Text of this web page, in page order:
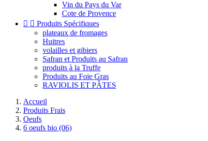
Vin du Pays du Var
Cote de Provence
  Produits Spécifiques
plateaux de fromages
Huitres
volailles et gibiers
Safran et Produits au Safran
produits à la Truffe
Produits au Foie Gras
RAVIOLIS ET PÂTES
Accueil
Produits Frais
Oeufs
6 oeufs bio (06)